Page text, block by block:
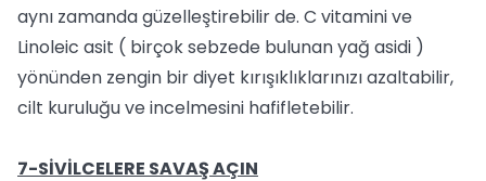
aynı zamanda güzelleştirebilir de. C vitamini ve
Linoleic asit ( birçok sebzede bulunan yağ asidi )
yönünden zengin bir diyet kırışıklıklarınızı azaltabilir,
cilt kuruluğu ve incelmesini hafifletebilir.
7-SİVİLCELERE SAVAŞ AÇIN